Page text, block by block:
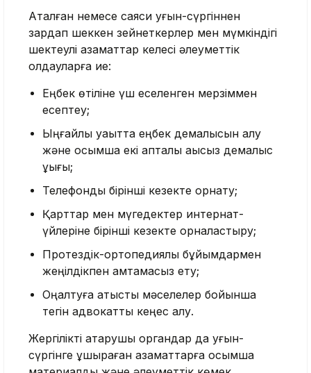
Ақталған немесе саяси қуғын-сүргіннен
зардап шеккен зейнеткерлер мен мүмкіндігі
шектеулі азаматтар келесі әлеуметтік
қолдауларға ие:
Еңбек өтіліне үш еселенген мерзіммен
есептеу;
Ыңғайлы уақытта еңбек демалысын алу
және қосымша екі апталық ақысыз демалыс
құқығы;
Телефонды бірінші кезекте орнату;
Қарттар мен мүгедектер интернат-
үйлеріне бірінші кезекте орналастыру;
Протездік-ортопедиялық бұйымдармен
жеңілдікпен қамтамасыз ету;
Оңалтуға қатысты мәселелер бойынша
тегін адвокаттық кеңес алу.
Жергілікті атқарушы органдар да қуғын-
сүргінге ұшыраған азаматтарға қосымша